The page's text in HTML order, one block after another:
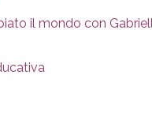
il mondo con